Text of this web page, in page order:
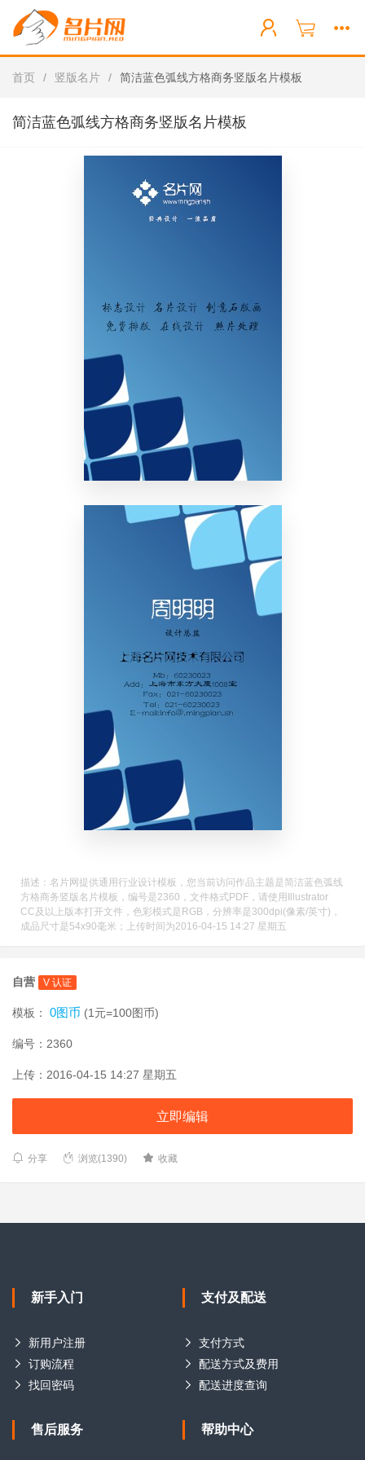
首页 / 竖版名片 / 简洁蓝色弧线方格商务竖版名片模板
简洁蓝色弧线方格商务竖版名片模板
描述：名片网提供通用行业设计模板，您当前访问作品主题是简洁蓝色弧线
方格商务竖版名片模板，编号是2360，文件格式PDF，请使用Illustrator
CC及以上版本打开文件，色彩模式是RGB，分辨率是300dpi(像素/英寸)，
成品尺寸是54x90毫米；上传时间为2016-04-15 14:27 星期五
自营 V 认证
模板： 0图币 (1元=100图币)
编号：2360
上传：2016-04-15 14:27 星期五
立即编辑
分享 浏览(1390) 收藏
新手入门
新用户注册
订购流程
找回密码
支付及配送
支付方式
配送方式及费用
配送进度查询
售后服务 帮助中心